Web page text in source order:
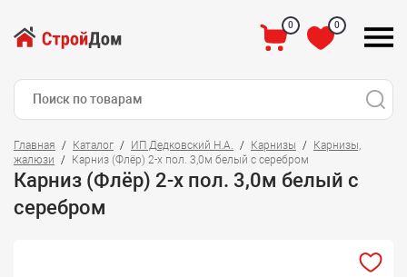
0 0
Главная Каталог ИП Дедковский Н.А. Карнизы
Карнизы,
жалюзи
Карниз (Флёр) 2-х пол. 3,0м белый с серебром
Карниз (Флёр) 2-х пол. 3,0м белый с
серебром